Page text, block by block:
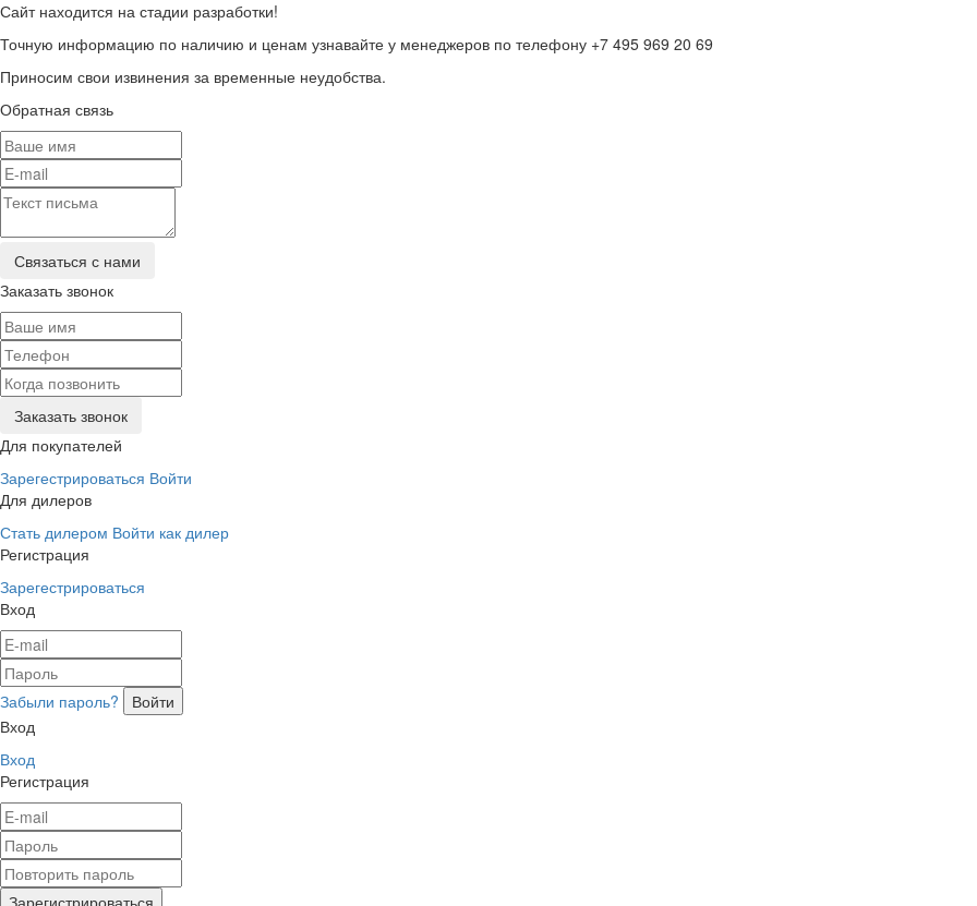
Сайт находится на стадии разработки!
Точную информацию по наличию и ценам узнавайте у менеджеров по телефону +7 495 969 20 69
Приносим свои извинения за временные неудобства.
Обратная связь
Заказать звонок
Для покупателей
Зарегестрироваться Войти
Для дилеров
Стать дилером Войти как дилер
Регистрация
Зарегестрироваться
Вход
Забыли пароль?
Вход
Вход
Регистрация